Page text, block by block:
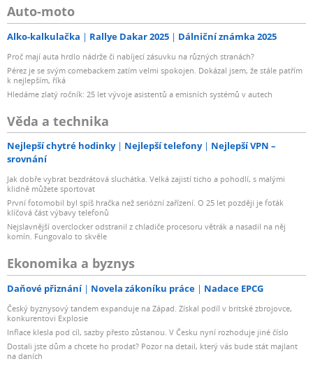
Auto-moto
Alko-kalkulačka Rallye Dakar 2025 Dálniční známka 2025
Proč mají auta hrdlo nádrže či nabíjecí zásuvku na různých stranách?
Pérez je se svým comebackem zatím velmi spokojen. Dokázal jsem, že stále patřím
k nejlepším, říká
Hledáme zlatý ročník: 25 let vývoje asistentů a emisních systémů v autech
Věda a technika
Nejlepší chytré hodinky Nejlepší telefony
Nejlepší VPN –
srovnání
Jak dobře vybrat bezdrátová sluchátka. Velká zajistí ticho a pohodlí, s malými
klidně můžete sportovat
První fotomobil byl spíš hračka než seriózní zařízení. O 25 let později je foťák
klíčová část výbavy telefonů
Nejslavnější overclocker odstranil z chladiče procesoru větrák a nasadil na něj
komín. Fungovalo to skvěle
Ekonomika a byznys
Daňové přiznání Novela zákoníku práce Nadace EPCG
Český byznysový tandem expanduje na Západ. Získal podíl v britské zbrojovce,
konkurentovi Explosie
Inflace klesla pod cíl, sazby přesto zůstanou. V Česku nyní rozhoduje jiné číslo
Dostali jste dům a chcete ho prodat? Pozor na detail, který vás bude stát majlant
na daních